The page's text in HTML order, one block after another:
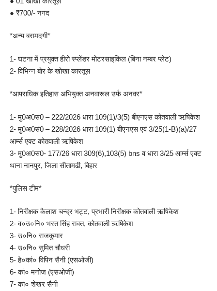
● ₹700/- नगद
*अन्य बरामदगी*
1- घटना में प्रयुक्त हीरो स्प्लेंडर मोटरसाइकिल (बिना नम्बर प्लेट)
2- विभिन्न बोर के खोखा कारतूस
*आपराधिक इतिहास अभियुक्त अनवारूल उर्फ अनवर*
1- मु0अ0सं0 – 222/2026 धारा 109(1)/3(5) बीएनएस कोतवाली ऋषिकेश
2- मु0अ0सं0 – 228/2026 धारा 109(1) बीएनएस एवं 3/25(1-B)(a)/27
आर्म्स एक्ट कोतवाली ऋषिकेश
3- मु0अ0स0- 177/26 धारा 309(6),103(5) bns व धारा 3/25 आर्म्स एक्ट
थाना नानपुर, जिला सीतामढी, बिहार
*पुलिस टीम*
1- निरीक्षक कैलाश चन्द्र भट्ट, प्रभारी निरीक्षक कोतवाली ऋषिकेश
2- व०उ०नि० भरत सिंह रावत, कोतवाली ऋषिकेश
3- उ०नि० राजकुमार
4- उ०नि० सुमित चौधरी
5- हे०कां० विपिन सैनी (एसओजी)
6- कां० मनोज (एसओजी)
7- कां० शेखर सैनी